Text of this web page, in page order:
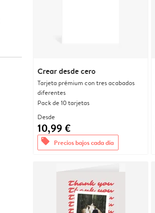
Crear desde cero
Tarjeta prémium con tres acabados
diferentes
Pack de 10 tarjetas
Desde
10,99 €
offers Precios bajos cada día